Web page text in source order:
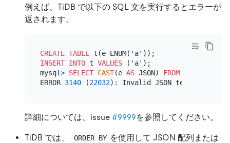
例えば、TiDB で以下の SQL 文を実行するとエラーが
返されます。
CREATE TABLE t(e ENUM( 'a'
INSERT INTO t VALUES ( 'a' );
mysql> SELECT CAST(e AS JSON) FROM t;
ERROR 3140 (22032): Invalid JSON text: The
詳細については、issue #9999を参照してください。
TiDB では、 ORDER BY を使用して JSON 配列または